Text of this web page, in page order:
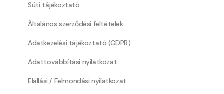
Süti tájékoztató
Általános szerződési feltételek
Adatkezelési tájékoztató (GDPR)
Adattovábbítási nyilatkozat
Elállási / Felmondási nyilatkozat